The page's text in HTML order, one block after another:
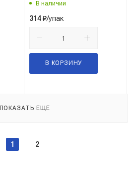
В наличии
314₽/упак
В КОРЗИНУ
ПОКАЗАТЬ ЕЩЕ
1 2